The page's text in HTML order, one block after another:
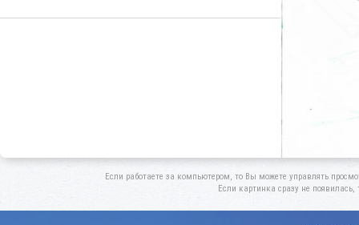
Если работаете за компьютером, то Вы можете управлять
Если картинка сразу не появилась,